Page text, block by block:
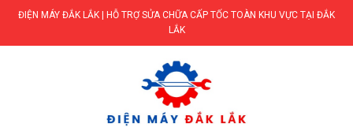
Skip
content
ĐIỆN MÁY ĐẮK LẮK | HỖ TRỢ SỬA CHỮA CẤP TỐC TOÀN KHU VỰC TẠI ĐẮK
LẮK